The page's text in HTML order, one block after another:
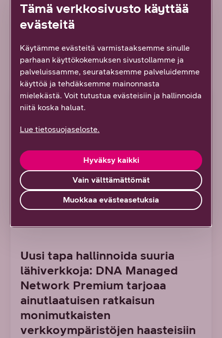
Lue lisää uudesta työstä
ARTIKKELI
Uusi tapa hallinnoida suuria
lähiverkkoja: DNA Managed
Network Premium tarjoaa
ainutlaatuisen ratkaisun
monimutkaisten
verkkoympäristöjen haasteisiin
Tämä verkkosivusto käyttää
evästeitä
Käytämme evästeitä varmistaaksemme sinulle
parhaan käyttökokemuksen sivustollamme ja
palveluissamme, seurataksemme palveluidemme
käyttöä ja tehdäksemme mainonnasta
mielekästä. Voit tutustua evästeisiin ja hallinnoida
niitä koska haluat.
Lue tietosuojaseloste.
Vain välttämättömät
Hyväksy kaikki
Muokkaa evästeasetuksia